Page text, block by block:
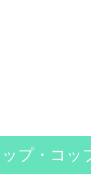
プ・コッ